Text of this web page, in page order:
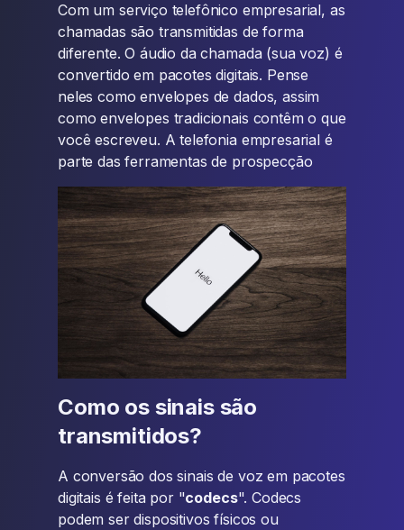
Com um serviço telefônico empresarial, as
chamadas são transmitidas de forma
diferente. O áudio da chamada (sua voz) é
convertido em pacotes digitais. Pense
neles como envelopes de dados, assim
como envelopes tradicionais contêm o que
você escreveu. A telefonia empresarial é
parte das ferramentas de prospecção
Como os sinais são
transmitidos?
A conversão dos sinais de voz em pacotes
digitais é feita por "codecs". Codecs
podem ser dispositivos físicos ou